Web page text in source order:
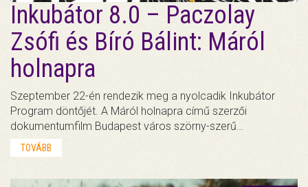
Inkubátor 8.0 – Paczolay
Zsófi és Bíró Bálint: Máról
holnapra
Szeptember 22-én rendezik meg a nyolcadik Inkubátor
Program döntőjét. A Máról holnapra című szerzői
dokumentumfilm Budapest város szörny-szerű…
TOVÁBB